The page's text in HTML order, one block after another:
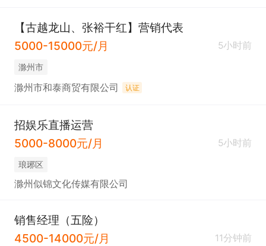
【古越龙山、张裕干红】营销代表
5000-15000元/月
5小时前
滁州市
滁州市和泰商贸有限公司 认证
招娱乐直播运营
5000-8000元/月
5小时前
琅琊区
滁州似锦文化传媒有限公司
销售经理（五险）
4500-14000元/月
11分钟前